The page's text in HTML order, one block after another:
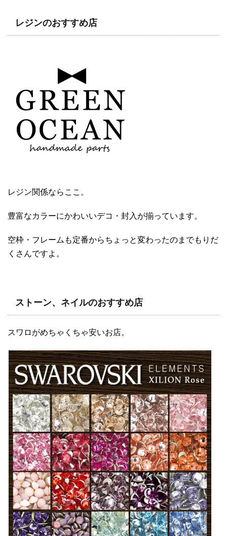
レジンのおすすめ店
レジン関係ならここ。
豊富なカラーにかわいいデコ・封入が揃っています。
空枠・フレームも定番からちょっと変わったのまでもりだ
くさんですよ。
ストーン、ネイルのおすすめ店
スワロがめちゃくちゃ安いお店。